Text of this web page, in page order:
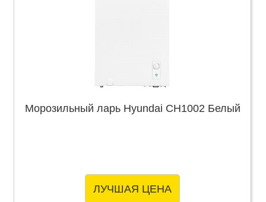
Морозильный ларь Hyundai CH1002 Белый
ЛУЧШАЯ ЦЕНА